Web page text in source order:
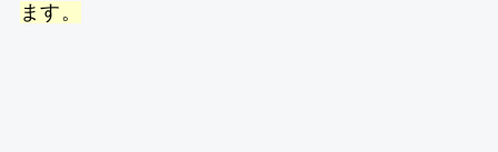
ます。